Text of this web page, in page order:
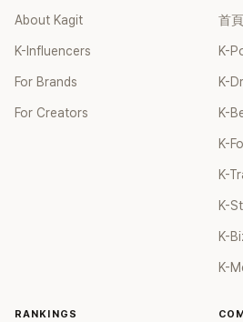
女兒，一家四口生活幸福美滿。如今
受網友喜愛，再度迎來事業第二春。
About Kagit
K-Influencers
For Brands
For Creators
首頁
K-
K-
K-
K-
K-
K-
K-
K-
RANKINGS